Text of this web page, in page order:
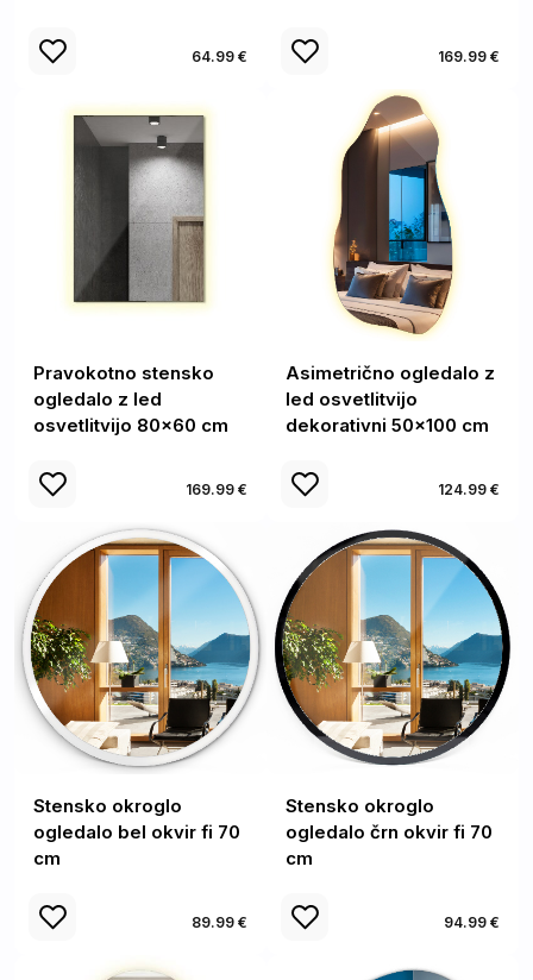
64.99 € 169.99 €
Pravokotno stensko
ogledalo z led
osvetlitvijo 80x60 cm
169.99 €
Asimetrično ogledalo z
led osvetlitvijo
dekorativni 50x100 cm
124.99 €
Stensko okroglo
ogledalo bel okvir fi 70
cm
89.99 €
Stensko okroglo
ogledalo črn okvir fi 70
cm
94.99 €